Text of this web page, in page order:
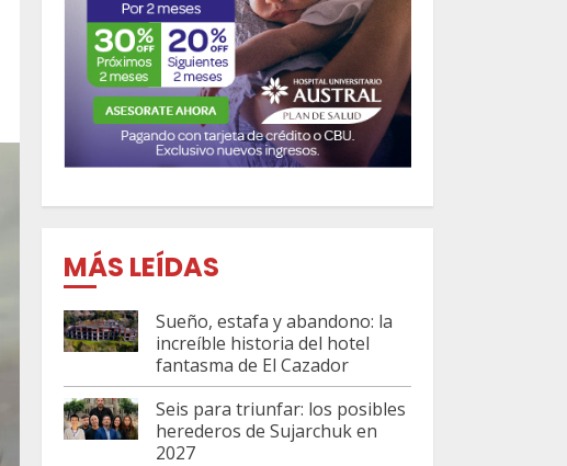
MÁS LEÍDAS
Sueño, estafa y abandono: la
increíble historia del hotel
fantasma de El Cazador
Seis para triunfar: los posibles
herederos de Sujarchuk en
2027